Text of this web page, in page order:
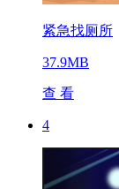
紧急找厕所
37.9MB
查 看
4